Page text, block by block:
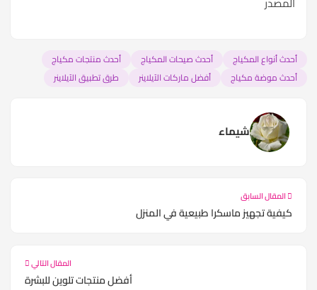
أحدث أنواع المكياج أحدث صيحات المكياج
أحدث منتجات مكياج
أحدث موضة مكياج
أفضل ماركات الآيلاينر طرق تطبيق الآيلاينر
شيماء
المقال السابق
كيفية تجهيز ماسكرا طبيعية في المنزل
المقال التالي
أفضل منتجات تلوين للبشرة